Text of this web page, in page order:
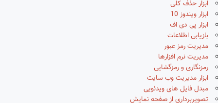
ابزار حذف کلی
ابزار ویندوز 10
ابزار پی دی اف
بازیابی اطلاعات
مدیریت رمز عبور
مدیریت نرم افزارها
رمزنگاری و رمزگشایی
ابزار مدیریت وب سایت
مبدل فایل های ویدئویی
تصویربرداری از صفحه نمایش